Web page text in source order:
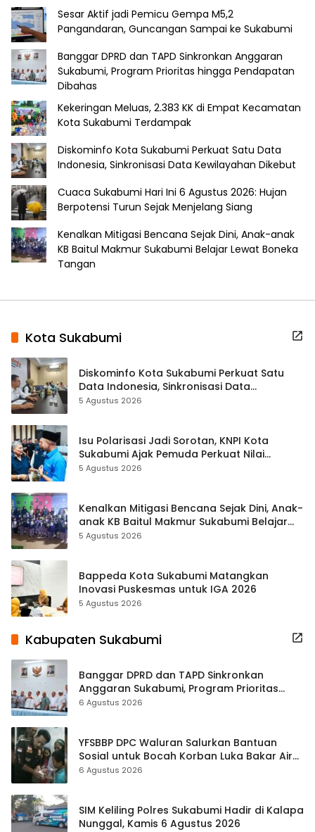
Sesar Aktif jadi Pemicu Gempa M5,2
Pangandaran, Guncangan Sampai ke Sukabumi
Banggar DPRD dan TAPD Sinkronkan Anggaran
Sukabumi, Program Prioritas hingga Pendapatan
Dibahas
Kekeringan Meluas, 2.383 KK di Empat Kecamatan
Kota Sukabumi Terdampak
Diskominfo Kota Sukabumi Perkuat Satu Data
Indonesia, Sinkronisasi Data Kewilayahan Dikebut
Cuaca Sukabumi Hari Ini 6 Agustus 2026: Hujan
Berpotensi Turun Sejak Menjelang Siang
Kenalkan Mitigasi Bencana Sejak Dini, Anak-anak
KB Baitul Makmur Sukabumi Belajar Lewat Boneka
Tangan
Kota Sukabumi
Diskominfo Kota Sukabumi Perkuat Satu
Data Indonesia, Sinkronisasi Data
Kewilayahan Dikebut
5 Agustus 2026
Isu Polarisasi Jadi Sorotan, KNPI Kota
Sukabumi Ajak Pemuda Perkuat Nilai
Kebangsaan
5 Agustus 2026
Kenalkan Mitigasi Bencana Sejak Dini, Anak-
anak KB Baitul Makmur Sukabumi Belajar
Lewat Boneka Tangan
5 Agustus 2026
Bappeda Kota Sukabumi Matangkan
Inovasi Puskesmas untuk IGA 2026
5 Agustus 2026
Kabupaten Sukabumi
Banggar DPRD dan TAPD Sinkronkan
Anggaran Sukabumi, Program Prioritas
hingga Pendapatan Dibahas
6 Agustus 2026
YFSBBP DPC Waluran Salurkan Bantuan
Sosial untuk Bocah Korban Luka Bakar Air
Panas
6 Agustus 2026
SIM Keliling Polres Sukabumi Hadir di Kalapa
Nunggal, Kamis 6 Agustus 2026